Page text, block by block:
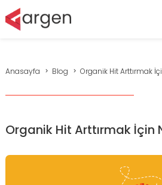
Anasayfa Blog Organik Hit Arttırmak
Organik Hit Arttırmak İçin